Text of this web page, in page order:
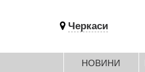
Черкаси
НОВИНИ